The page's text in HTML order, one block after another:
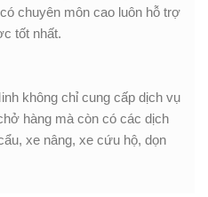
chuyên môn cao luôn hỗ trợ
tốt nhất.
không chỉ cung cấp dịch vụ
hàng mà còn có các dịch
xe nâng, xe cứu hộ, dọn